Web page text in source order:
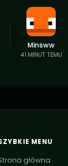
Minsww
41 MINUT TEMU
MENU
główna